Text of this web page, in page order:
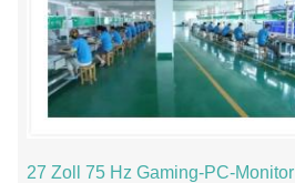
27 Zoll 75 Hz Gaming-PC-Monitor